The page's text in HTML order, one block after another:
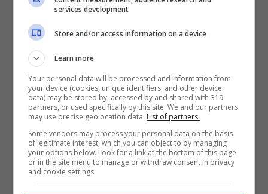
risale al
nell’ostello in cui alloggiava a Teheran
stava festeggiando il suo 30esimo
compleanno. Nel post Alessia raccontava
le sue esperienze da viaggiatrice solitaria,
iniziatea 24 annicon ilprimo viaggio in
Australia. Un racconto pieno di energia,
gratitudine e fiducia verso il futuro.
services development
Store and/or access information on a device
Learn more
Your personal data will be processed and information from
your device (cookies, unique identifiers, and other device
data) may be stored by, accessed by and shared with 319
partners, or used specifically by this site. We and our partners
may use precise geolocation data. List of partners.
Some vendors may process your personal data on the basis
of legitimate interest, which you can object to by managing
your options below. Look for a link at the bottom of this page
or in the site menu to manage or withdraw consent in privacy
and cookie settings.